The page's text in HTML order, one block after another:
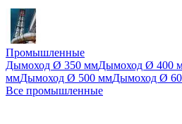
Промышленные
Дымоход Ø 350 ммДымоход Ø 400
ммДымоход Ø 500 ммДымоход Ø
Все промышленные